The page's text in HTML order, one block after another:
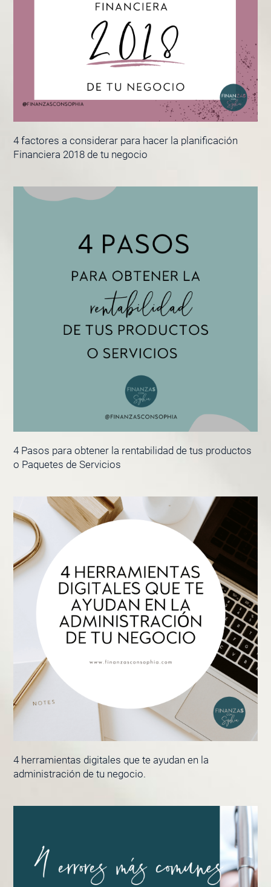
4 factores a considerar para hacer la planificación
Financiera 2018 de tu negocio
4 Pasos para obtener la rentabilidad de tus productos
o Paquetes de Servicios
4 herramientas digitales que te ayudan en la
administración de tu negocio.